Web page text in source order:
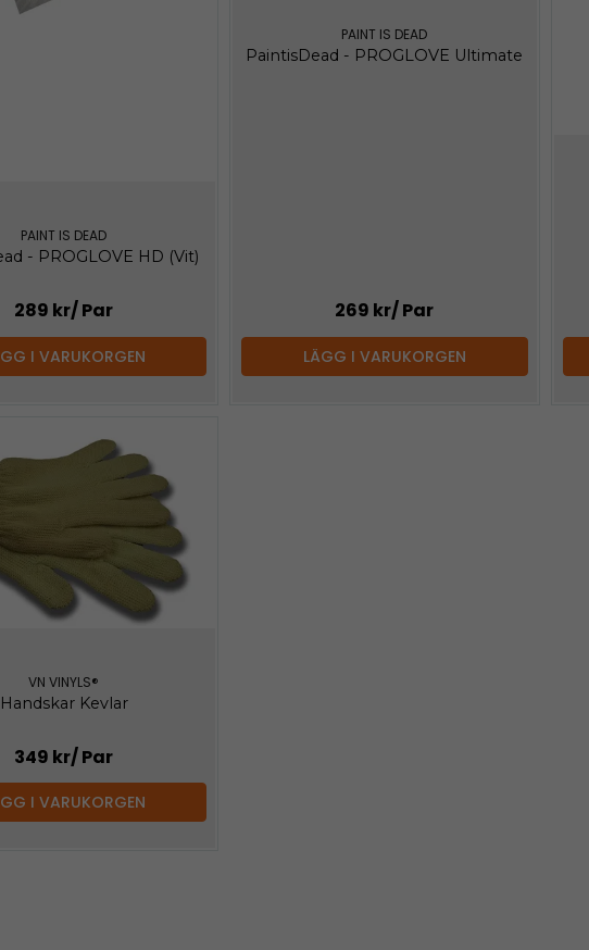
PAINT IS DEAD
- PROGLOVE HD (Vit)
289 kr/ Par
I VARUKORGEN
PAINT IS DEAD
PaintisDead - PROGLOVE Ultimate
269 kr/ Par
LÄGG I VARUKORGEN
VN VINYLS®
Handskar Kevlar
349 kr/ Par
I VARUKORGEN